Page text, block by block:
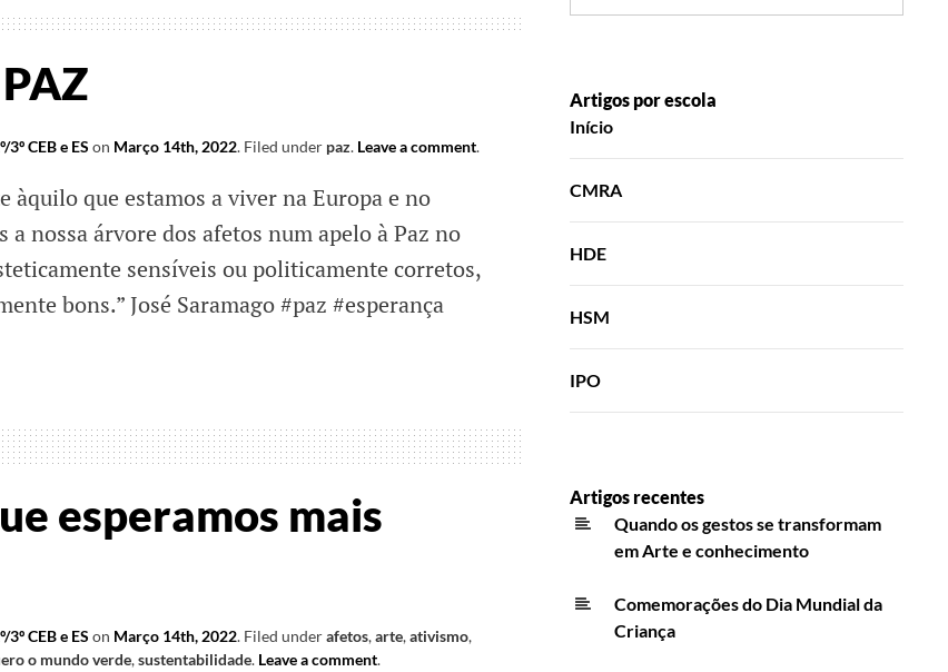
CEB e ES on Março 14th, 2022. Filed under paz. Leave a comment.
que estamos a viver na Europa e no
nossa árvore dos afetos num apelo à Paz no
sensíveis ou politicamente corretos,
bons.” José Saramago #paz #esperança
esperamos mais
CEB e ES on Março 14th, 2022. Filed underafetos,arte,ativismo,
o mundo verde,sustentabilidade. Leave a comment.
Artigos por escola
Início
CMRA
HDE
HSM
IPO
Artigos recentes
Quando os gestos se transformam
em Arte e conhecimento
Comemorações do Dia Mundial da
Criança